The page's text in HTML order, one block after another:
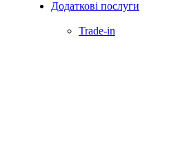
Додаткові послуги
Trade-in